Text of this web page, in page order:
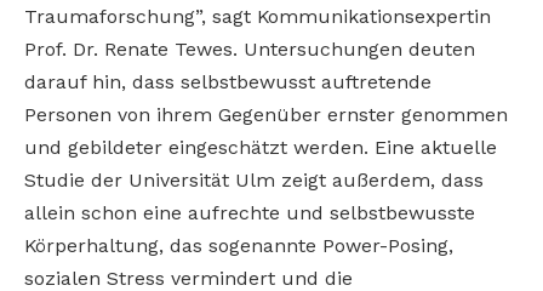
Traumaforschung”, sagt Kommunikationsexpertin
Prof. Dr. Renate Tewes. Untersuchungen deuten
darauf hin, dass selbstbewusst auftretende
Personen von ihrem Gegenüber ernster genommen
und gebildeter eingeschätzt werden. Eine aktuelle
Studie der Universität Ulm zeigt außerdem, dass
allein schon eine aufrechte und selbstbewusste
Körperhaltung, das sogenannte Power-Posing,
sozialen Stress vermindert und die